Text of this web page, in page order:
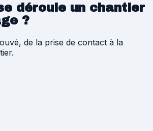
déroule un chantier
?
de la prise de contact à la